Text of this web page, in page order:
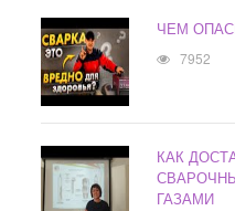
ЧЕМ
7952
КАК
ГАЗАМИ